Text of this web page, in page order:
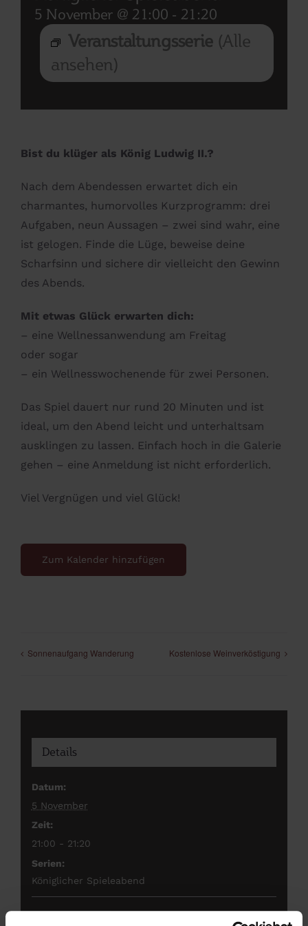
5 November @ 21:00 - 21:20
Veranstaltungsserie (Alle
ansehen)
Bist du klüger als König Ludwig II.?
Nach dem Abendessen erwartet dich ein
charmantes, humorvolles Kurzprogramm: drei
Aufgaben, neun Aussagen – zwei sind wahr, eine
ist gelogen. Finde die Lüge, beweise deine
Scharfsinn und sichere dir vielleicht den Gewinn
des Abends.
Mit etwas Glück erwarten dich:
– eine Wellnessanwendung am Freitag
oder sogar
– ein Wellnesswochenende für zwei Personen.
Das Spiel dauert nur rund 20 Minuten und ist
ideal, um den Abend leicht und unterhaltsam
ausklingen zu lassen. Einfach hoch in die Galerie
gehen – eine Anmeldung ist nicht erforderlich.
Viel Vergnügen und viel Glück!
Zum Kalender hinzufügen
Sonnenaufgang Wanderung Kostenlose Weinverköstigung
Details
Datum:
5 November
Zeit:
21:00 - 21:20
Serien:
Königlicher Spieleabend